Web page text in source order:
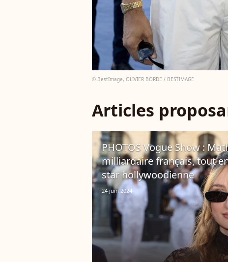
© BestImage, OLIVIER BORDE / BESTIMAGE
Articles
PHOTOS Vogue Show :
milliardaire français, tout
star hollywoodienne
24 juin 2024